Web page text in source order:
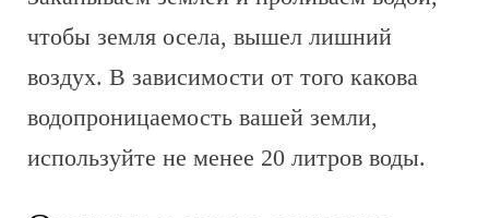
чтобы земля осела, вышел лишний
воздух. В зависимости от того какова
водопроницаемость вашей земли,
используйте не менее 20 литров воды.